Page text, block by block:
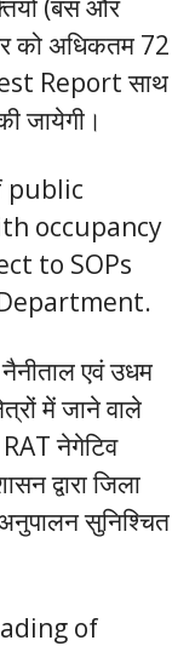
(बस और
को अधिकतम 72
Report साथ
जायेगी।
public
occupancy
to SOPs
नैनीताल एवं उधम
में जाने वाले
नेगेटिव
द्वारा जिला
सुनिश्चित
of